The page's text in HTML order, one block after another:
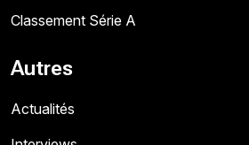
Classement Série A
Autres
Actualités